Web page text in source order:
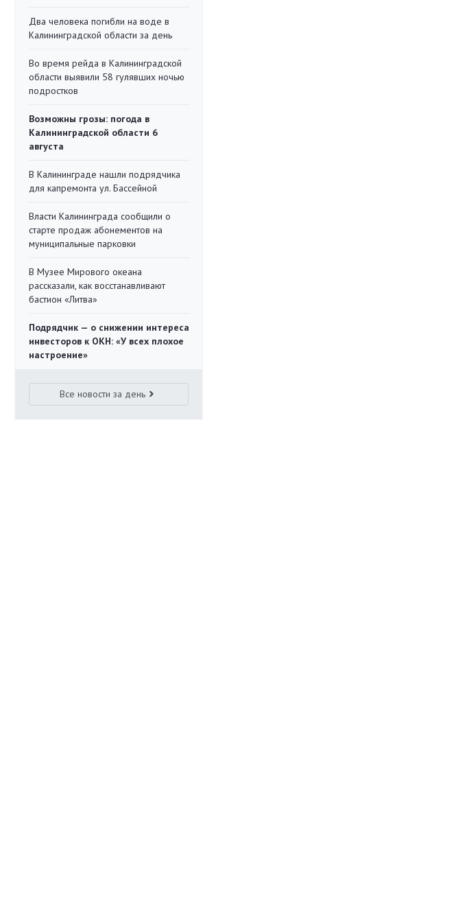
Два человека погибли на воде в
Калининградской области за день
Во время рейда в Калининградской
области выявили 58 гулявших ночью
подростков
Возможны грозы: погода в
Калининградской области 6
августа
В Калининграде нашли подрядчика
для капремонта ул. Бассейной
Власти Калининграда сообщили о
старте продаж абонементов на
муниципальные парковки
В Музее Мирового океана
рассказали, как восстанавливают
бастион «Литва»
Подрядчик — о снижении интереса
инвесторов к ОКН: «У всех плохое
настроение»
Все новости за день